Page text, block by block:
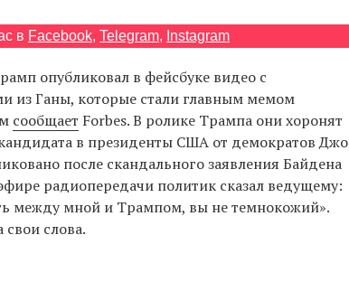
в Facebook, Telegram, Instagram
опубликовал в фейсбуке видео с
из Ганы, которые стали главным мемом
сообщает Forbes. В ролике Трампа они хоронят
в президенты США от демократов Джо
после скандального заявления Байдена
радиопередачи политик сказал ведущему:
между мной и Трампом, вы не темнокожий».
слова.